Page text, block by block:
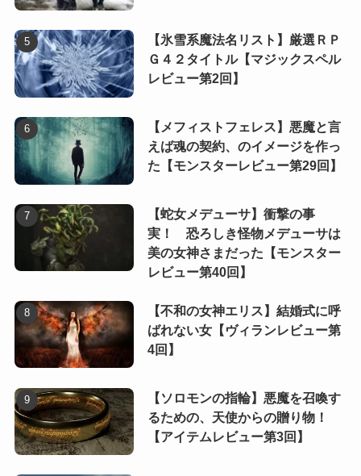
【氷雪系魔法名リスト】厳選ＲＰ
Ｇ４２タイトル【マジックスペル
レビュー第2回】
【メフィストフェレス】悪魔と言
えば魂の契約、のイメージを作っ
た【モンスターレビュー第29回】
【蛇女メデューサ】衝撃の事
実！ 恐ろしき怪物メデューサは
美の女神さまだった【モンスター
レビュー第40回】
【不和の女神エリス】結婚式に呼
ばれない女【ヴィランレビュー第
4回】
【ソロモンの指輪】悪魔を召喚す
るための、天使からの贈り物！
【アイテムレビュー第3回】